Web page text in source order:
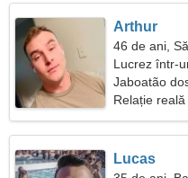
Arthur
46 de ani,
Lucrez într-
femeie
Jaboatão
Relație reală
Lucas